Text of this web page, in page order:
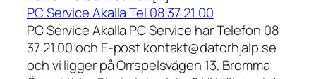
PC Service Akalla Tel 08 37 21 00
PC Service Akalla PC Service har Telefon 08
37 21 00 och E-post kontakt@datorhjalp.se
och vi ligger på Orrspelsvägen 13, Bromma